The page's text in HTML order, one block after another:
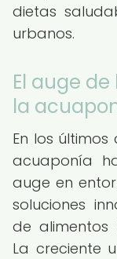
dietas
urbanos.
El auge
la
En los
acuaponía
auge en
soluciones
de alimentos
La creciente